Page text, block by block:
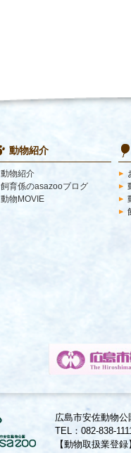
動物紹介
動物紹介
飼育係のasazooブログ
動物MOVIE
広島市安佐動物
TEL：082-838-
【動物取扱業登